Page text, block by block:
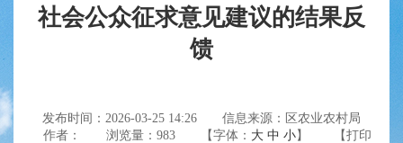
社会公众征求意见建议的结果反
馈
发布时间：2026-03-25 14:26
信息来源：区农业农村局
作者：
浏览量： 983 【字体： 大 中 小】
【打印